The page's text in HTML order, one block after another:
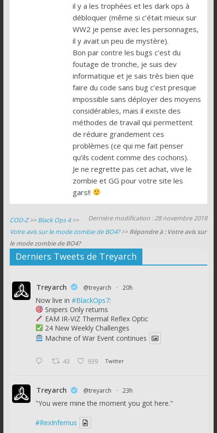
il y a les trophées et les dark ops à
débloquer (même si c’était mieux sur
WW2 je pense avec les personnages,
il y avait un peu de mystère).
Bon par contre les bugs c’est du
foutage de tronche, je suis dev
informatique et je sais très bien que
faire du code sans bug c’est presque
impossible sans déployer des moyens
considérables, mais il existe des
méthodes de travail qui permettent
de réduire grandement ces
problèmes (ce qui me fait penser
qu’ils codent comme des cochons).
Je ne regrette pas cet achat, vive le
zombie et GG pour votre site les
gars!!
Dernière modification : 28 novembre 2018
COD-Z>>Black Ops 4>>
Votre avis sur le mode zombie de BO4?>>Répondre à : Votre avis sur
le mode zombie de BO4?
Derniers Tweets de Treyarch
Treyarch @treyarch · 20h
Now live in #BlackOps7:
Snipers Only returns
EAM IR-VIZ Thermal Reflex Optic
24 New Weekly Challenges
Machine of War Event continues
43 939 Twitter
Treyarch @treyarch · 23h
"You were mine the moment you got here."
#RexInfernus